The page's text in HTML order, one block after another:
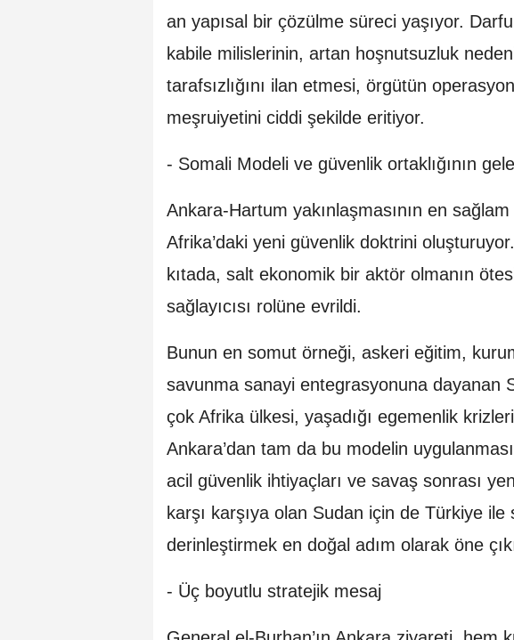
an yapısal bir çözülme süreci yaşıyor.
kabile milislerinin, artan hoşnutsuzluk
tarafsızlığını ilan etmesi, örgütün
meşruiyetini ciddi şekilde eritiyor.
- Somali Modeli ve güvenlik ortaklığının
Ankara-Hartum yakınlaşmasının en
Afrika’daki yeni güvenlik doktrini
kıtada, salt ekonomik bir aktör olmanın
sağlayıcısı rolüne evrildi.
Bunun en somut örneği, askeri eğitim,
savunma sanayi entegrasyonuna dayanan
çok Afrika ülkesi, yaşadığı egemenlik
Ankara’dan tam da bu modelin
acil güvenlik ihtiyaçları ve savaş sonrası
karşı karşıya olan Sudan için de Türkiye ile
derinleştirmek en doğal adım olarak öne
- Üç boyutlu stratejik mesaj